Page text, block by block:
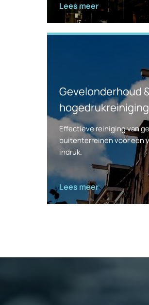
Lees meer
Gevelonderhoud
hogedrukreiniging
Effectieve reiniging van
buitenterreinen voor een
indruk.
Lees meer